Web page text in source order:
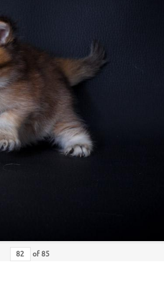
of85